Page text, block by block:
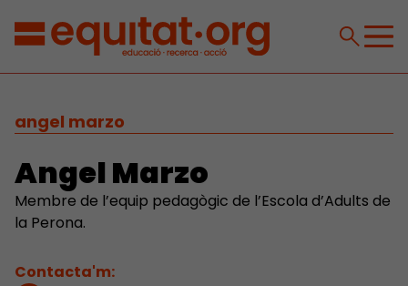
angel marzo
Angel Marzo
Membre de l’equip pedagògic de l’Escola d’Adults de
la Perona.
Contacta'm: